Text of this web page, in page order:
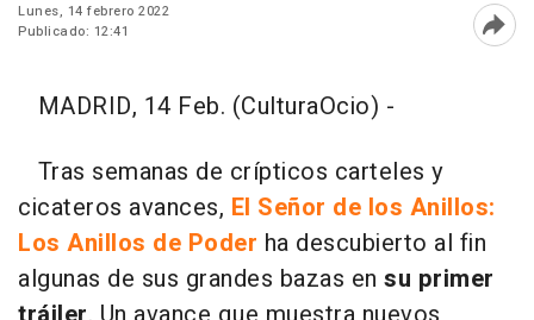
Lunes, 14 febrero 2022
Publicado: 12:41
MADRID, 14 Feb. (CulturaOcio) -
Tras semanas de crípticos carteles y
cicateros avances, El Señor de los Anillos:
Los Anillos de Poder ha descubierto al fin
algunas de sus grandes bazas en su primer